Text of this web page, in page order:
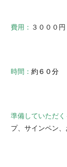
費用： ３０００円
時間： 約６０分
準備していただく
プ、サインペン